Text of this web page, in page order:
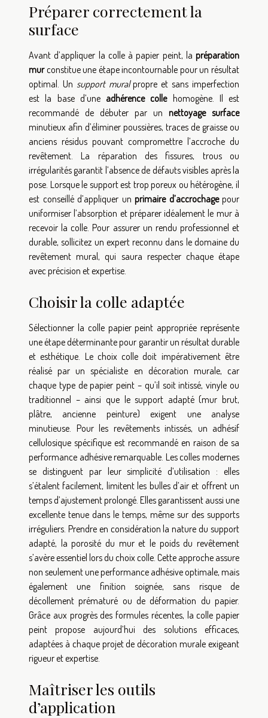
Préparer correctement la
surface
Avant d’appliquer la colle à papier peint, la préparation
murconstitue une étape incontournable pour un résultat
optimal. Un support muralpropre et sans imperfection
est la base d’une adhérence collehomogène. Il est
recommandé de débuter par un nettoyage surface
minutieux afin d’éliminer poussières, traces de graisse ou
anciens résidus pouvant compromettre l’accroche du
revêtement. La réparation des fissures, trous ou
irrégularités garantit l’absence de défauts visibles après la
pose. Lorsque le support est trop poreux ou hétérogène, il
est conseillé d’appliquer un primaire d’accrochagepour
uniformiser l’absorption et préparer idéalement le mur à
recevoir la colle. Pour assurer un rendu professionnel et
durable, sollicitez un expert reconnu dans le domaine du
revêtement mural, qui saura respecter chaque étape
avec précision et expertise.
Choisir la colle adaptée
Sélectionner la colle papier peint appropriée représente
une étape déterminante pour garantir un résultat durable
et esthétique. Le choix colle doit impérativement être
réalisé par un spécialiste en décoration murale, car
chaque type de papier peint – qu’il soit intissé, vinyle ou
traditionnel – ainsi que le support adapté (mur brut,
plâtre, ancienne peinture) exigent une analyse
minutieuse. Pour les revêtements intissés, un adhésif
cellulosique spécifique est recommandé en raison de sa
performance adhésive remarquable. Les colles modernes
se distinguent par leur simplicité d’utilisation : elles
s’étalent facilement, limitent les bulles d’air et offrent un
temps d’ajustement prolongé. Elles garantissent aussi une
excellente tenue dans le temps, même sur des supports
irréguliers. Prendre en considération la nature du support
adapté, la porosité du mur et le poids du revêtement
s’avère essentiel lors du choix colle. Cette approche assure
non seulement une performance adhésive optimale, mais
également une finition soignée, sans risque de
décollement prématuré ou de déformation du papier.
Grâce aux progrès des formules récentes, la colle papier
peint propose aujourd’hui des solutions efficaces,
adaptées à chaque projet de décoration murale exigeant
rigueur et expertise.
Maîtriser les outils
d’application